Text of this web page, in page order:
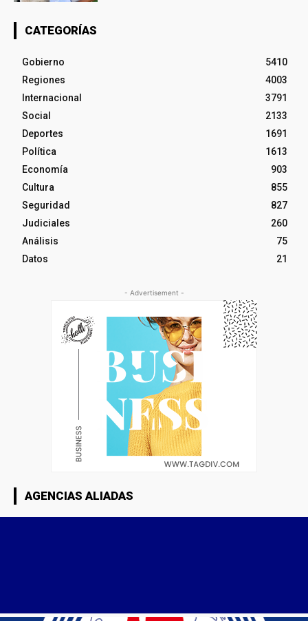
CATEGORÍAS
Gobierno
5410
Regiones
4003
Internacional
3791
Social
2133
Deportes
1691
Política
1613
Economía
903
Cultura
855
Seguridad
827
Judiciales
260
Análisis
75
Datos
21
- Advertisement -
AGENCIAS ALIADAS